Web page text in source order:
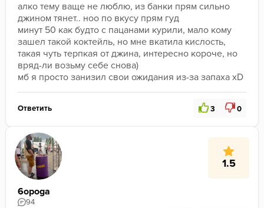
алко тему ваще не люблю, из банки прям сильно
джином тянет.. ноо по вкусу прям гуд
минут 50 как будто с пацанами курили, мало кому
зашел такой коктейль, но мне вкатила кислость,
такая чуть терпкая от джина, интересно короче, но
вряд-ли возьму себе снова)
мб я просто занизил свои ожидания из-за запаха xD
Ответить 3 0
1.5
6opoga
94